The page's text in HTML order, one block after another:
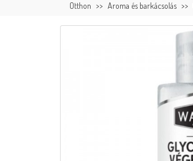
Otthon Aroma és barkácsolás